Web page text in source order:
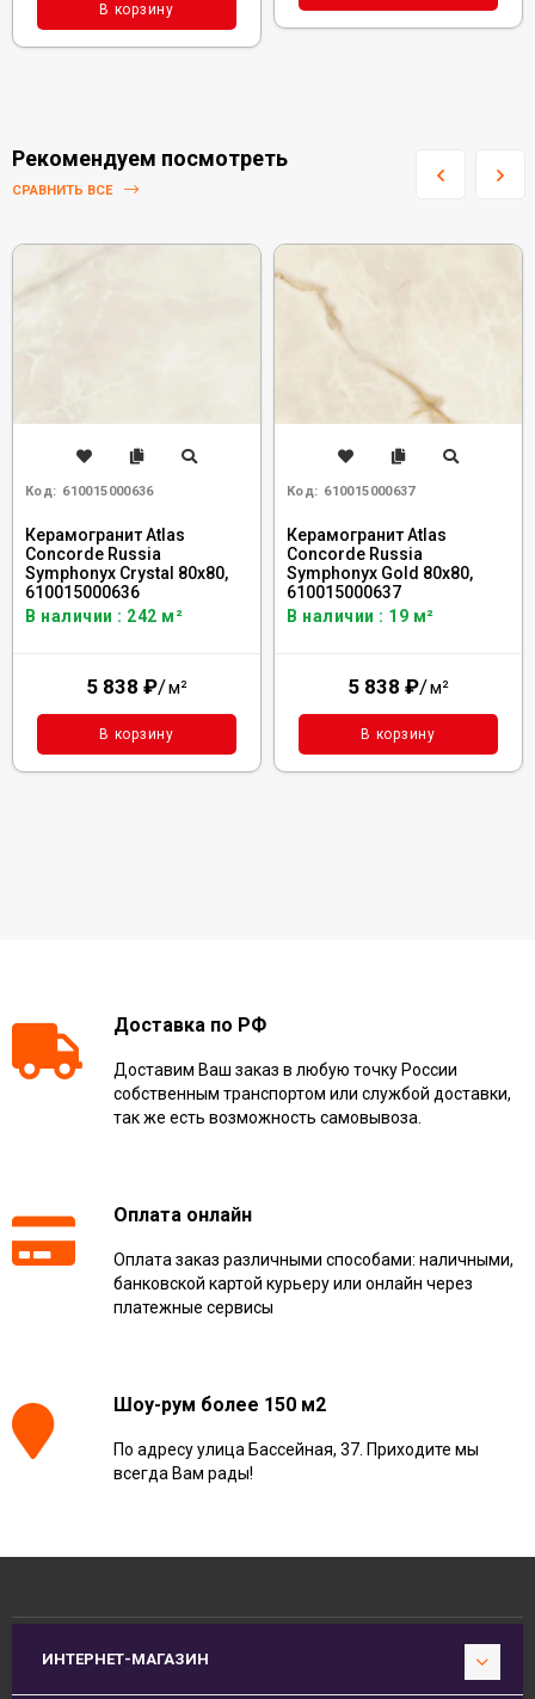
В корзину
Рекомендуем посмотреть
СРАВНИТЬ ВСЕ
Код: 610015000636
Керамогранит Atlas
Concorde Russia
Symphonyx Crystal 80x80,
610015000636
В наличии : 242 м²
5 838 ₽/м²
В корзину
Код: 610015000637
Керамогранит Atlas
Concorde Russia
Symphonyx Gold 80x80,
610015000637
В наличии : 19 м²
5 838 ₽/м²
В корзину
Доставка по РФ
Доставим Ваш заказ в любую точку России
собственным транспортом или службой доставки,
так же есть возможность самовывоза.
Оплата онлайн
Оплата заказ различными способами: наличными,
банковской картой курьеру или онлайн через
платежные сервисы
Шоу-рум более 150 м2
По адресу улица Бассейная, 37. Приходите мы
всегда Вам рады!
ИНТЕРНЕТ-МАГАЗИН